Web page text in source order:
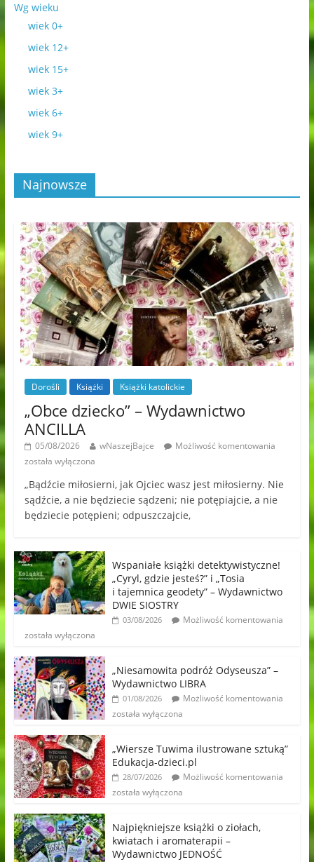
Wg wieku
wiek 0+
wiek 12+
wiek 15+
wiek 3+
wiek 6+
wiek 9+
Najnowsze
Dorośli Książki Książki katolickie
„Obce dziecko” – Wydawnictwo
ANCILLA
05/08/2026 wNaszejBajce
Możliwość komentowania
została wyłączona
„Bądźcie miłosierni, jak Ojciec wasz jest miłosierny. Nie
sądźcie, a nie będziecie sądzeni; nie potępiajcie, a nie
będziecie potępieni; odpuszczajcie,
Wspaniałe książki detektywistyczne!
„Cyryl, gdzie jesteś?” i „Tosia
i tajemnica geodety” – Wydawnictwo
DWIE SIOSTRY
03/08/2026
Możliwość komentowania
została wyłączona
„Niesamowita podróż Odyseusza” –
Wydawnictwo LIBRA
01/08/2026
Możliwość komentowania
została wyłączona
„Wiersze Tuwima ilustrowane sztuką”
Edukacja-dzieci.pl
28/07/2026
Możliwość komentowania
została wyłączona
Najpiękniejsze książki o ziołach,
kwiatach i aromaterapii –
Wydawnictwo JEDNOŚĆ